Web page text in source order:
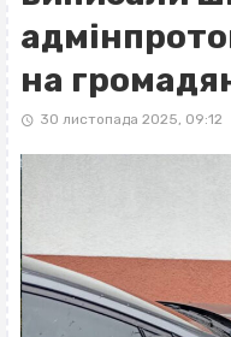
на
30 листопада 2025, 09:12